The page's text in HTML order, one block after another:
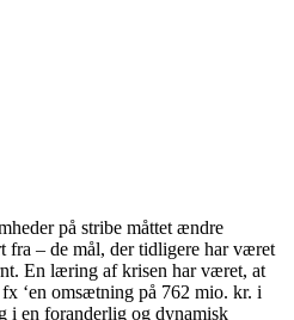
på stribe måttet ændre
fra – de mål, der tidligere har været
En læring af krisen har været, at
‘en omsætning på 762 mio. kr. i
i en foranderlig og dynamisk